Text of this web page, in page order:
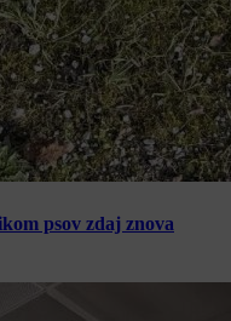
psov zdaj znova